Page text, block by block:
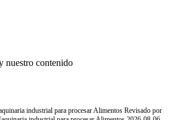
nuestro contenido
industrial para procesar Alimentos Revisado por